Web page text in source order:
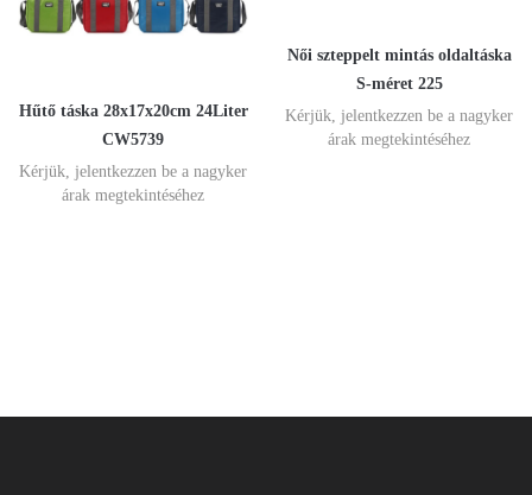
Hűtő táska 28x17x20cm 24Liter
CW5739
Kérjük, jelentkezzen be a nagyker
árak megtekintéséhez
Női szteppelt mintás oldaltáska
S-méret 225
Kérjük, jelentkezzen be a nagyker
árak megtekintéséhez